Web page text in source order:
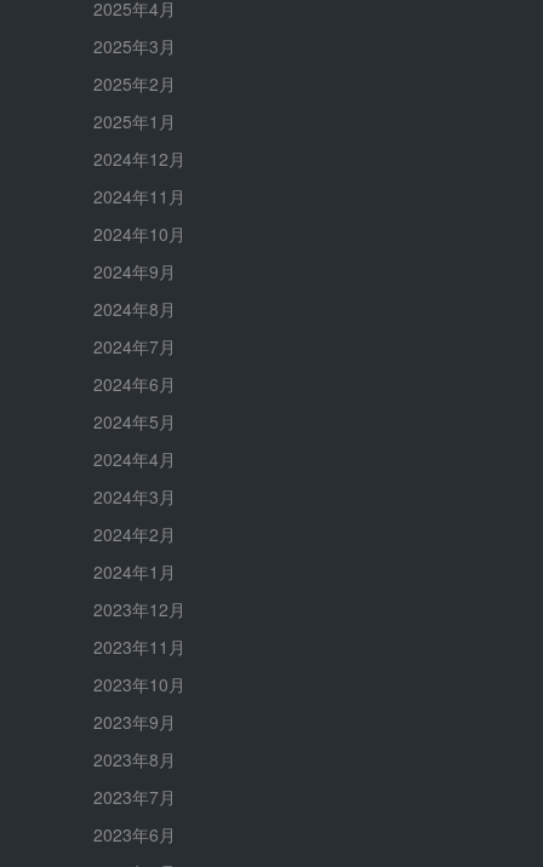
2025年4月
2025年3月
2025年2月
2025年1月
2024年12月
2024年11月
2024年10月
2024年9月
2024年8月
2024年7月
2024年6月
2024年5月
2024年4月
2024年3月
2024年2月
2024年1月
2023年12月
2023年11月
2023年10月
2023年9月
2023年8月
2023年7月
2023年6月